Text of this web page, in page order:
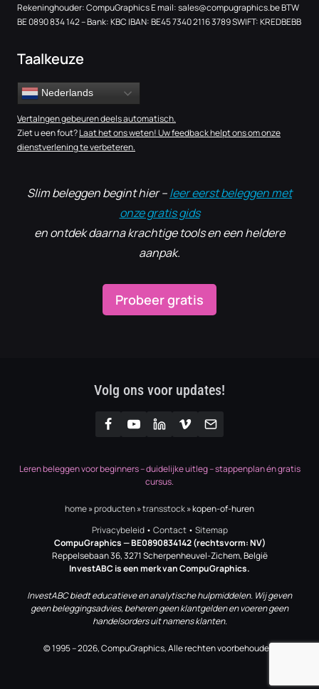
Rekeninghouder: CompuGraphics E mail:sales@compugraphics.beBTW
BE 0890 834 142 – Bank: KBC IBAN: BE45 7340 2116 3789 SWIFT: KREDBEBB
Taalkeuze
Nederlands
Vertalngen gebeuren deels automatisch.
Ziet u een fout?Laat het ons weten! Uw feedback helpt ons om onze
dienstverlening te verbeteren.
Slim beleggen begint hier –leer eerst beleggen met
onze gratis gids
en ontdek daarna krachtige tools en een heldere
aanpak.
Probeer gratis
Volg ons voor updates!
Leren beleggen voor beginners – duidelijke uitleg – stappenplan én gratis
cursus.
home»producten»transstock»kopen-of-huren
Privacybeleid • Contact• Sitemap
CompuGraphics— BE0890834142 (rechtsvorm: NV)
Reppelsebaan 36, 3271 Scherpenheuvel-Zichem, België
InvestABC is een merk van CompuGraphics.
InvestABC biedt educatieve en analytische hulpmiddelen. Wij geven
geen beleggingsadvies, beheren geen klantgelden en voeren geen
handelsorders uit namens klanten.
© 1995 – 2026, CompuGraphics, Alle rechten voorbehouden.